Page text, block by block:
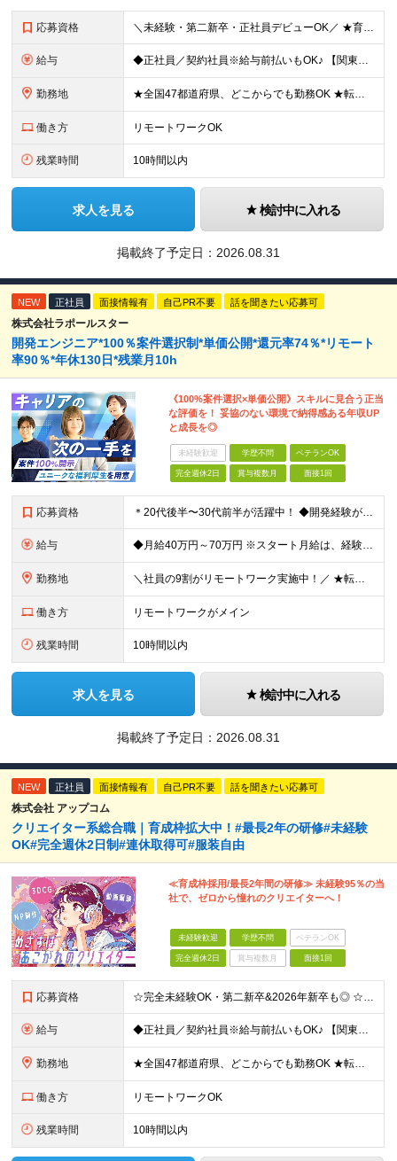
応募資格 ＼未経験・第二新卒・正社員デビューOK／ ★育成前提の採用を実施中！ ■経歴・ブランク不問 ■学歴不問 ≪≪特別なスキルや経験は必要なし！≫≫ 当社では人柄重視の採用を実施しています。 働く先輩社員
給与 ◆正社員／契約社員※給与前払いもOK♪ 【関東（一都三県）】 月給25万円～ ※固定残業代（月20時間分／月3万2383円）を含む。超過分は別途支給。 ※試用期間中の給与は月給23万円～ 【関東（北
勤務地 ★全国47都道府県、どこからでも勤務OK ★転勤なし！腰を据えて活躍◎ ★マイカー通勤OK（拠点による） ★業務に慣れたら、ゆくゆくはリモート併用やフルリモートも可能 全国のお客様先にて勤務していた
働き方 リモートワークOK
残業時間 10時間以内
求人を見る 検討中に入れる
掲載終了予定日： 2026.08.31
NEW 正社員 面接情報有 自己PR不要 話を聞きたい応募可
株式会社ラポールスター
開発エンジニア*100％案件選択制*単価公開*還元率74％*リモート
率90％*年休130日*残業月10h
《100%案件選択×単価公開》スキルに見合う正当
な評価を！ 妥協のない環境で納得感ある年収UP
と成長を◎
未経験歓迎 学歴不問 ベテランOK
完全週休2日 賞与複数月 面接1回
応募資格 ＊20代後半〜30代前半が活躍中！ ◆開発経験が3年以上ある方（Web・オープン系システム等） ◆学歴不問 ★Java(Spring、Spring Boot)、Python(Django)、 Re
給与 ◆月給40万円～70万円 ※スタート月給は、経験・能力・前職の給与等を考慮の上で決定いたします。 ※上記金額には残業の有無に関わらず、 月30時間分の固定残業代（7万6,000円～13万3,000円
勤務地 ＼社員の9割がリモートワーク実施中！／ ★転勤ナシ！ ★UIターン歓迎！ 関東、関西、東海、九州・中国エリアの各プロジェクト先から希望を優先して決定。 ※リモート案件も多数あり！ ◆関東エリア
働き方 リモートワークがメイン
残業時間 10時間以内
求人を見る 検討中に入れる
掲載終了予定日： 2026.08.31
NEW 正社員 面接情報有 自己PR不要 話を聞きたい応募可
株式会社 アップコム
クリエイター系総合職｜育成枠拡大中！#最長2年の研修#未経験
OK#完全週休2日制#連休取得可#服装自由
≪育成枠採用/最長2年間の研修≫ 未経験95％の当
社で、ゼロから憧れのクリエイターへ！
未経験歓迎 学歴不問 ベテランOK
完全週休2日 賞与複数月 面接1回
応募資格 ☆完全未経験OK・第二新卒&2026年新卒も◎ ☆社員の7割が20代 ☆経歴・ブランク不問 ※学歴不問 …━━━━━━━━━━ 未経験スタート前提のポテンシャル採用です。 毎月全国で複数人を採用して
給与 ◆正社員／契約社員※給与前払いもOK♪ 【関東（一都三県）】 月給25万円～ ※固定残業代（月20時間分／月3万2383円）を含む。超過分は別途支給。 ※試用期間中の給与は月給22万円～ 【関東（北
勤務地 ★全国47都道府県、どこからでも勤務OK ★転勤なし！腰を据えて活躍◎ ★マイカー通勤OK（拠点による） ★業務に慣れたら、ゆくゆくはリモート併用やフルリモートも可能 全国のお客様先にて勤務していた
働き方 リモートワークOK
残業時間 10時間以内